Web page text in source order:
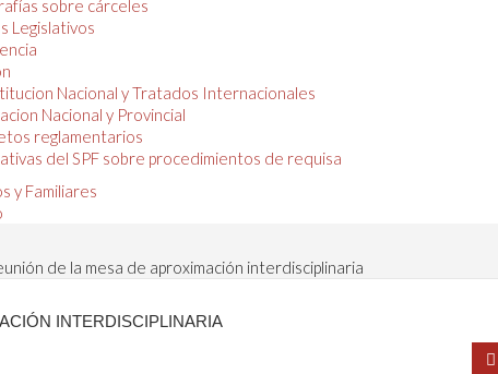
sobre cárceles
Legislativos
Nacional y Tratados Internacionales
Nacional y Provincial
reglamentarios
del SPF sobre procedimientos de requisa
y Familiares
de la mesa de aproximación interdisciplinaria
INTERDISCIPLINARIA